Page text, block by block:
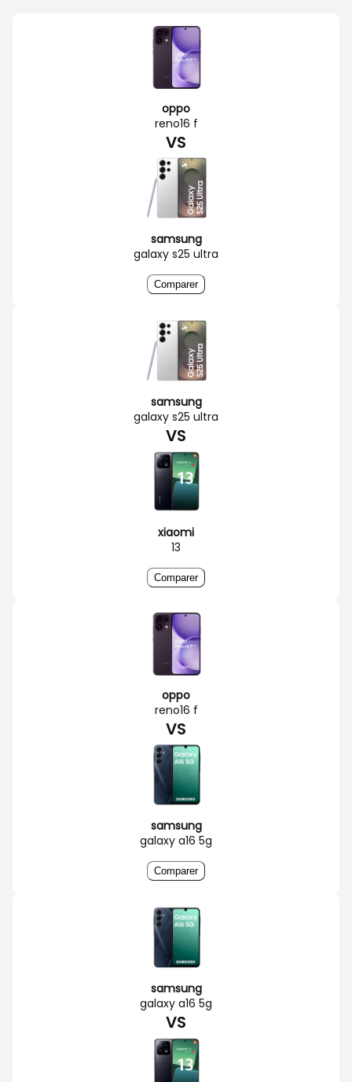
oppo
reno16 f
VS
samsung
galaxy s25 ultra
Comparer
samsung
galaxy s25 ultra
VS
xiaomi
13
Comparer
oppo
reno16 f
VS
samsung
galaxy a16 5g
Comparer
samsung
galaxy a16 5g
VS